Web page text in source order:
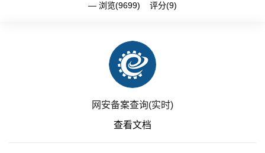
浏览(9699) 评分(9)
网安备案查询(实时)
查看文档